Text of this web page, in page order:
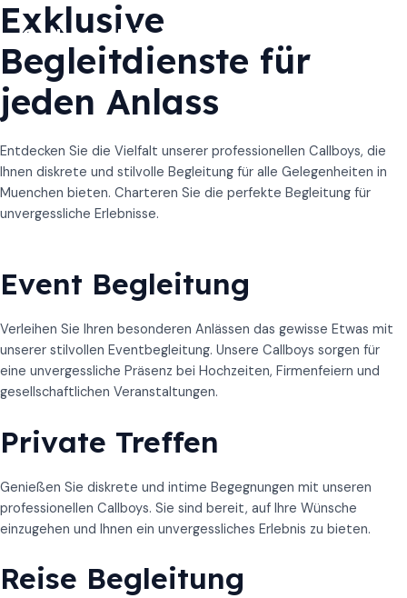
Zum
Inhalt
springen
Callboys München
Exklusive
Begleitdienste für
jeden Anlass
Entdecken Sie die Vielfalt unserer professionellen Callboys, die
Ihnen diskrete und stilvolle Begleitung für alle Gelegenheiten in
Muenchen bieten. Charteren Sie die perfekte Begleitung für
unvergessliche Erlebnisse.
Event Begleitung
Verleihen Sie Ihren besonderen Anlässen das gewisse Etwas mit
unserer stilvollen Eventbegleitung. Unsere Callboys sorgen für
eine unvergessliche Präsenz bei Hochzeiten, Firmenfeiern und
gesellschaftlichen Veranstaltungen.
Private Treffen
Genießen Sie diskrete und intime Begegnungen mit unseren
professionellen Callboys. Sie sind bereit, auf Ihre Wünsche
einzugehen und Ihnen ein unvergessliches Erlebnis zu bieten.
Reise Begleitung